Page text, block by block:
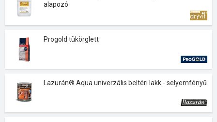
alapozó
Progold tükörglett
Lazurán® Aqua univerzális beltéri lakk - selyemfényű